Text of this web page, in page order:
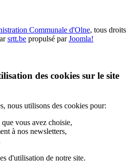
Communale d'Olne, tous droits
srtt.be propulsé parJoomla!
des cookies sur le site
nous utilisons des cookies pour:
vous avez choisie,
à nos newsletters,
d'utilisation de notre site.